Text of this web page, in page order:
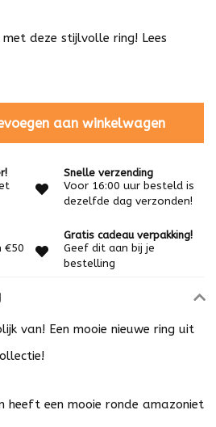
deze stijlvolle ring! Lees
aan winkelwagen
Snelle verzending
Voor 16:00 uur besteld is
dezelfde dag verzonden!
€50
Gratis cadeau verpakking!
Geef dit aan bij je
bestelling
van! Een mooie nieuwe ring uit
heeft een mooie ronde amazoniet